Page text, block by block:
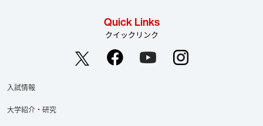
Quick Links
クイックリンク
入試情報
大学紹介・研究